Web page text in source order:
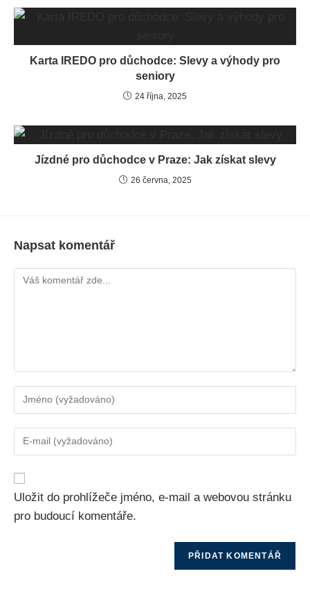
Karta IREDO pro důchodce: Slevy a výhody pro
seniory
24 října, 2025
Jízdné pro důchodce v Praze: Jak získat slevy
26 června, 2025
Napsat komentář
Uložit do prohlížeče jméno, e-mail a webovou stránku
pro budoucí komentáře.